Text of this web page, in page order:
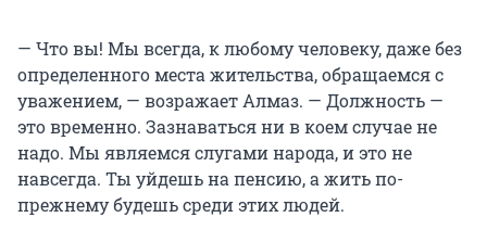
— Что вы! Мы всегда, к любому человеку, даже без
определенного места жительства, обращаемся с
уважением, — возражает Алмаз. — Должность —
это временно. Зазнаваться ни в коем случае не
надо. Мы являемся слугами народа, и это не
навсегда. Ты уйдешь на пенсию, а жить по-
прежнему будешь среди этих людей.